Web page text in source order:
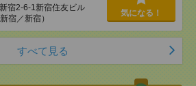
宿2-6-1新宿住友ビル
宿／新宿）
気になる！
すべて見る